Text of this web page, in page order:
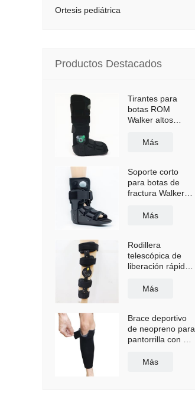
Ortesis pediátrica
Productos Destacados
Tirantes para
botas ROM
Walker altos
suelaMás
Soporte corto
para botas de
fractura Walker
Más
Rodillera
telescópica de
liberación rápida
los hombros
Más
Brace deportivo
de neopreno para
pantorrilla con CE
Más